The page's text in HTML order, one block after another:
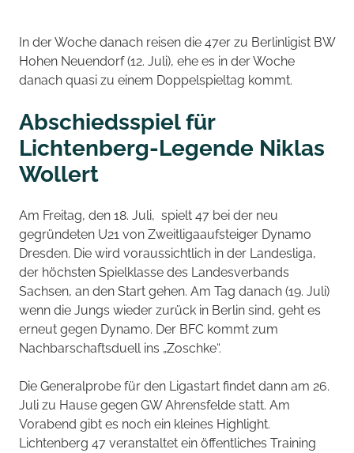
In der Woche danach reisen die 47er zu Berlinligist BW
Hohen Neuendorf (12. Juli), ehe es in der Woche
danach quasi zu einem Doppelspieltag kommt.
Abschiedsspiel für
Lichtenberg-Legende Niklas
Wollert
Am Freitag, den 18. Juli, spielt 47 bei der neu
gegründeten U21 von Zweitligaaufsteiger Dynamo
Dresden. Die wird voraussichtlich in der Landesliga,
der höchsten Spielklasse des Landesverbands
Sachsen, an den Start gehen. Am Tag danach (19. Juli)
wenn die Jungs wieder zurück in Berlin sind, geht es
erneut gegen Dynamo. Der BFC kommt zum
Nachbarschaftsduell ins „Zoschke“.
Die Generalprobe für den Ligastart findet dann am 26.
Juli zu Hause gegen GW Ahrensfelde statt. Am
Vorabend gibt es noch ein kleines Highlight.
Lichtenberg 47 veranstaltet ein öffentliches Training